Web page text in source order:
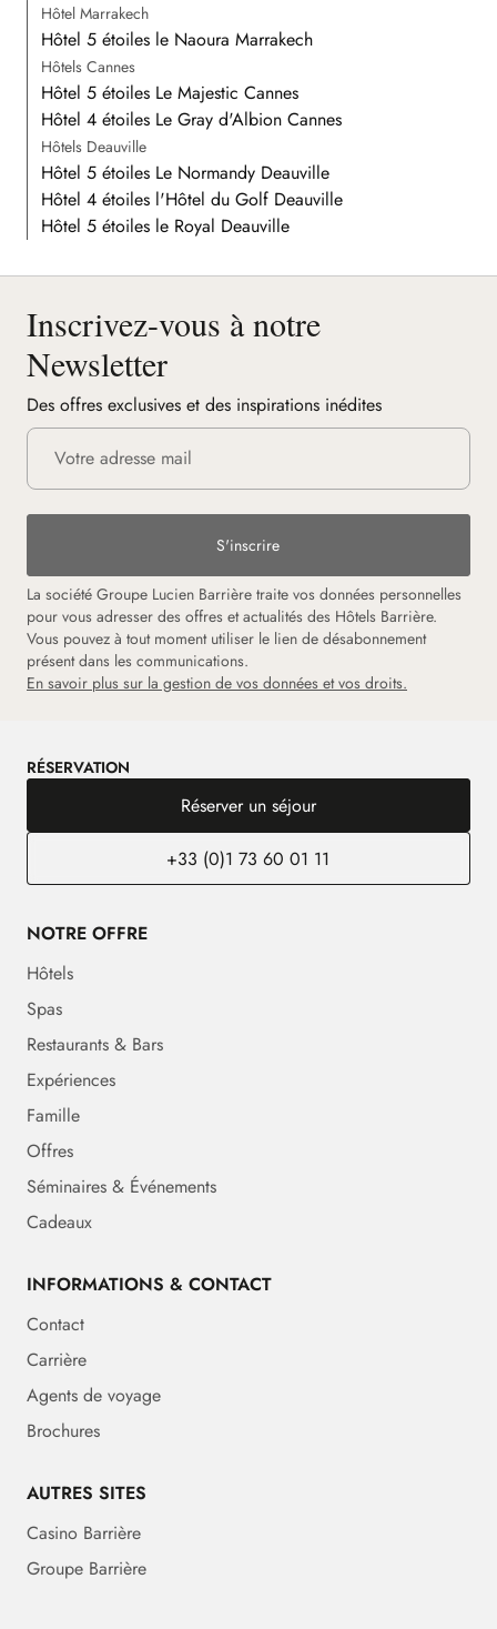
Hôtel Marrakech
Hôtel 5 étoiles le Naoura Marrakech
Hôtels Cannes
Hôtel 5 étoiles Le Majestic Cannes
Hôtel 4 étoiles Le Gray d'Albion Cannes
Hôtels Deauville
Hôtel 5 étoiles Le Normandy Deauville
Hôtel 4 étoiles l'Hôtel du Golf Deauville
Hôtel 5 étoiles le Royal Deauville
Inscrivez-vous à notre
Newsletter
Des offres exclusives et des inspirations inédites
S'inscrire
La société Groupe Lucien Barrière traite vos données personnelles
pour vous adresser des offres et actualités des Hôtels Barrière.
Vous pouvez à tout moment utiliser le lien de désabonnement
présent dans les communications.
En savoir plus sur la gestion de vos données et vos droits.
RÉSERVATION
Réserver un séjour
+33 (0)1 73 60 01 11
NOTRE OFFRE
Hôtels
Spas
Restaurants & Bars
Expériences
Famille
Offres
Séminaires & Événements
Cadeaux
INFORMATIONS & CONTACT
Contact
Carrière
Agents de voyage
Brochures
AUTRES SITES
Casino Barrière
Groupe Barrière